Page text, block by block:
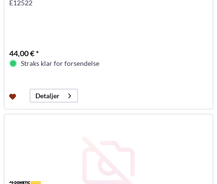
E12522
44,00 € *
Straks klar for forsendelse
Detaljer